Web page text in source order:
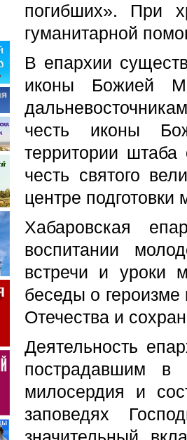
погибших». При
гуманитарной
В епархии
иконы Божией
честь иконы
территории
честь святого
центре
Хабаровская
воспитании
встречи и уроки
беседы о героизме
Отечества и
Деятельность
пострадавшим в
милосердия и
заповедях